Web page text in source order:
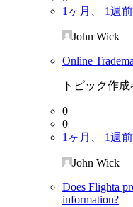
1ヶ月、 1週前
John Wick
Online
トピック作成
0
0
1ヶ月、 1週前
John Wick
Does Flighta
information?